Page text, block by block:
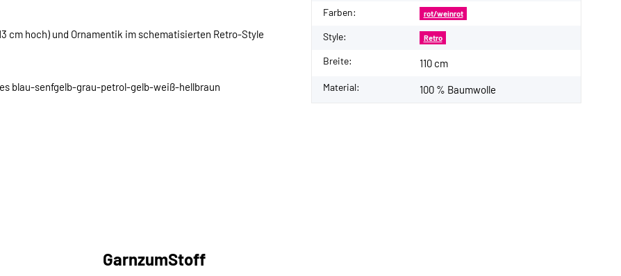
cm hoch) und Ornamentik im schematisierten Retro-Style
blau-senfgelb-grau-petrol-gelb-weiß-hellbraun
Farben: rot/weinrot
Style: Retro
Breite: 110 cm
Material: 100 % Baumwolle
GarnzumStoff